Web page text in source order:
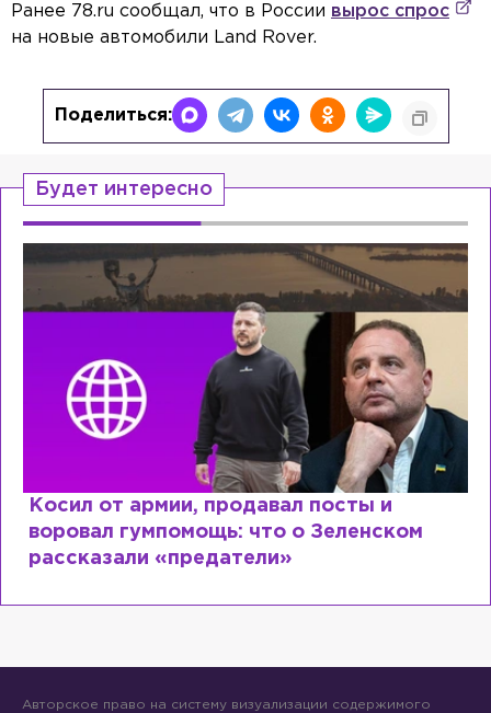
Ранее 78.ru сообщал, что в России вырос спрос
на новые автомобили Land Rover.
Поделиться:
Будет интересно
Рыдает из-за мужа, но опять
Лазаревым: как Лера Кудрявцева
сходит с ума
Авторское право на систему визуализации содержимого